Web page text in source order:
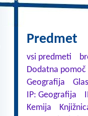
Predmet
vsi predmeti
Dodatna
Geografija
IP: Geografija
Kemija